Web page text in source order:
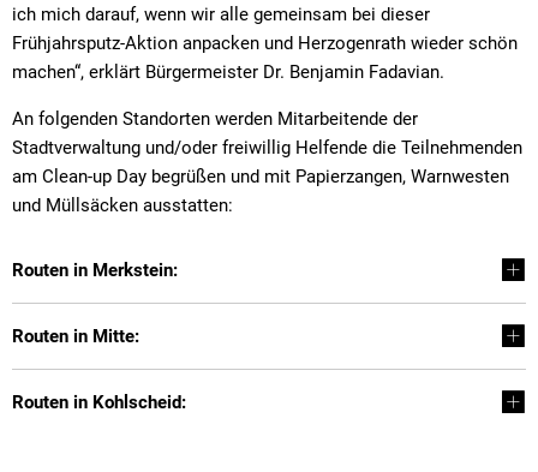
ich mich darauf, wenn wir alle gemeinsam bei dieser
Frühjahrsputz-Aktion anpacken und Herzogenrath wieder schön
machen“, erklärt Bürgermeister Dr. Benjamin Fadavian.
An folgenden Standorten werden Mitarbeitende der
Stadtverwaltung und/oder freiwillig Helfende die Teilnehmenden
am Clean-up Day begrüßen und mit Papierzangen, Warnwesten
und Müllsäcken ausstatten:
Routen in Merkstein:
Routen in Mitte:
Routen in Kohlscheid: